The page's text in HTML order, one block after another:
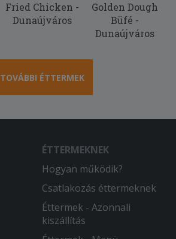
Fried Chicken -
Dunaújváros
Golden Dough
Büfé -
Dunaújváros
TOVÁBBI ÉTTERMEK
ÉTTERMEKNEK
Hogyan működik?
Csatlakozás éttermeknek
Éttermek - Azonnali
kiszállítás